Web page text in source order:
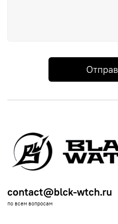
contact@blck-wtch.ru
по всем вопросам